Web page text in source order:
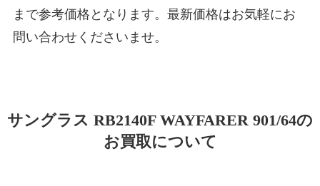
まで参考価格となります。最新価格はお気軽にお
問い合わせくださいませ。
サングラス RB2140F WAYFARER 901/64の
お買取について